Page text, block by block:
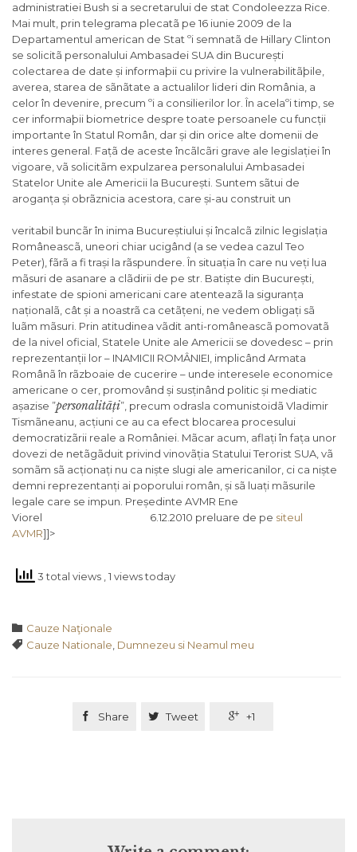
administratiei Bush si a secretarului de stat Condoleezza Rice.
Mai mult, prin telegrama plecatã pe 16 iunie 2009 de la
Departamentul american de Stat ºi semnatã de Hillary Clinton
se solicitã personalului Ambasadei SUA din București
colectarea de date și informaþii cu privire la vulnerabilitãþile,
averea, starea de sãnãtate a actualilor lideri din România, a
celor în devenire, precum ºi a consilierilor lor. În acelaºi timp, se
cer informaþii biometrice despre toate persoanele cu funcții
importante în Statul Român, dar și din orice alte domenii de
interes general. Fațã de aceste încãlcãri grave ale legislației în
vigoare, vã solicitãm expulzarea personalului Ambasadei
Statelor Unite ale Americii la București. Suntem sãtui de
aroganța și obrãznicia acestora, care și-au construit un
veritabil buncãr în inima Bucureștiului și încalcã zilnic legislația
Româneascã, uneori chiar ucigând (a se vedea cazul Teo
Peter), fãrã a fi trași la rãspundere. În situația în care nu veți lua
mãsuri de asanare a clãdirii de pe str. Batiște din București,
infestate de spioni americani care atenteazã la siguranța
naționalã, cât și a noastrã ca cetãțeni, ne vedem obligați sã
luãm mãsuri. Prin atitudinea vãdit anti-româneascã pomovatã
de la nivel oficial, Statele Unite ale Americii se dovedesc – prin
reprezentanții lor – INAMICII ROMÂNIEI, implicând Armata
Românã în rãzboaie de cucerire – unde interesele economice
americane o cer, promovând și susținând politic și mediatic
așazise ”personalitãți”, precum odrasla comunistoidã Vladimir
Tismãneanu, acțiuni ce au ca efect blocarea procesului
democratizãrii reale a României. Mãcar acum, aflați în fața unor
dovezi de netãgãduit privind vinovãția Statului Terorist SUA, vã
somãm sã acționați nu ca niște slugi ale americanilor, ci ca niște
demni reprezentanți ai poporului român, și sã luați mãsurile
legale care se impun. Președinte AVMR Ene
Viorel 6.12.2010 preluare de pe siteul
AVMR]]>
3 total views , 1 views today
 Category
Cauze Naţionale
 Tags
Cauze Nationale Dumnezeu si Neamul meu
 Share  Tweet  +1